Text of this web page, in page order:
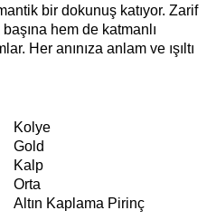
bir dokunuş katıyor. Zarif
hem de katmanlı
Her anınıza anlam ve ışıltı
Kolye
Gold
Kalp
Orta
Altın Kaplama Pirinç